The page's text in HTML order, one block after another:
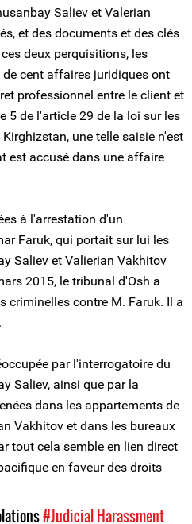
Saliev et Valerian
et des documents et des clés
deux perquisitions, les
cent affaires juridiques ont
professionnel entre le client et
5 de l'article 29 de la loi sur les
une telle saisie n'est
est accusé dans une affaire
à l'arrestation d'un
Faruk, qui portait sur lui les
Saliev et Valierian Vakhitov
2015, le tribunal d'Osh a
criminelles contre M. Faruk. Il a
par l'interrogatoire du
Saliev, ainsi que par la
dans les appartements de
Vakhitov et dans les bureaux
tout cela semble en lien direct
en faveur des droits
#Judicial Harassment